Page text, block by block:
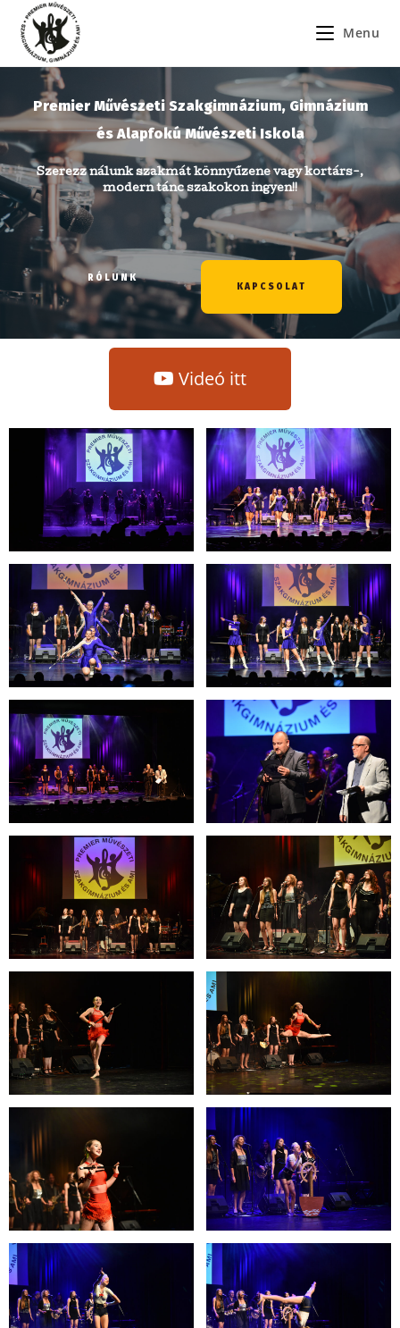
Menu
Premier Művészeti Szakgimnázium, Gimnázium
és Alapfokú Művészeti Iskola
Szerezz nálunk szakmát könnyűzene vagy kortárs-,
modern tánc szakokon ingyen!!
RÓLUNK
KAPCSOLAT
Videó itt